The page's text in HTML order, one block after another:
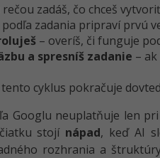
zadáš, čo chceš
podľa zadania pripraví prvú
– overíš, či funguje
a spresníš zadanie –
tento cyklus pokračuje
Googlu neuplatňuje len
stojí nápad, keď AI
rozhrania a